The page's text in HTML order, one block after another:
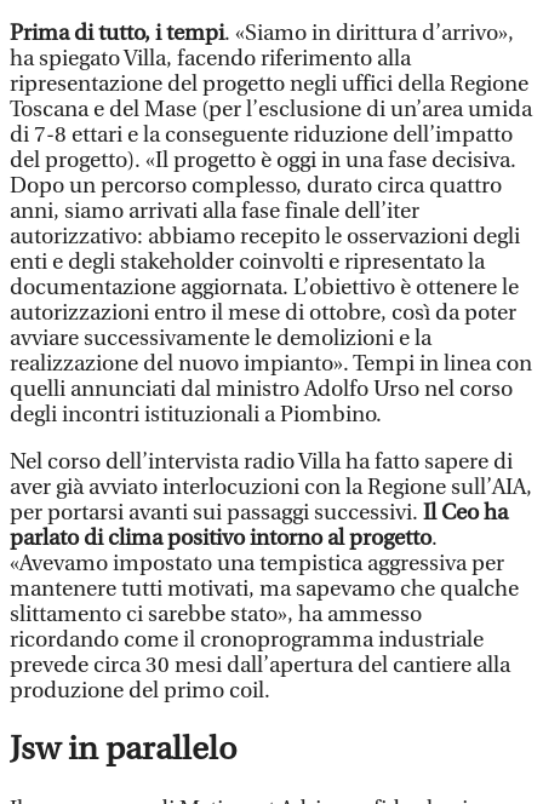
Prima di tutto, i tempi. «Siamo in dirittura d’arrivo»,
ha spiegato Villa, facendo riferimento alla
ripresentazione del progetto negli uffici della Regione
Toscana e del Mase (per l’esclusione di un’area umida
di 7-8 ettari e la conseguente riduzione dell’impatto
del progetto). «Il progetto è oggi in una fase decisiva.
Dopo un percorso complesso, durato circa quattro
anni, siamo arrivati alla fase finale dell’iter
autorizzativo: abbiamo recepito le osservazioni degli
enti e degli stakeholder coinvolti e ripresentato la
documentazione aggiornata. L’obiettivo è ottenere le
autorizzazioni entro il mese di ottobre, così da poter
avviare successivamente le demolizioni e la
realizzazione del nuovo impianto». Tempi in linea con
quelli annunciati dal ministro Adolfo Urso nel corso
degli incontri istituzionali a Piombino.
Nel corso dell’intervista radio Villa ha fatto sapere di
aver già avviato interlocuzioni con la Regione sull’AIA,
per portarsi avanti sui passaggi successivi. Il Ceo ha
parlato di clima positivo intorno al progetto.
«Avevamo impostato una tempistica aggressiva per
mantenere tutti motivati, ma sapevamo che qualche
slittamento ci sarebbe stato», ha ammesso
ricordando come il cronoprogramma industriale
prevede circa 30 mesi dall’apertura del cantiere alla
produzione del primo coil.
Jsw in parallelo